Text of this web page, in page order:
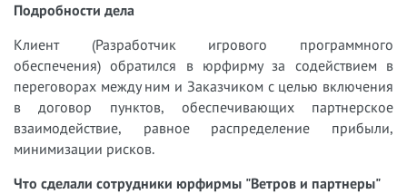
Подробности дела
Клиент (Разработчик игрового программного
обеспечения) обратился в юрфирму за содействием в
переговорах между ним и Заказчиком с целью включения
в договор пунктов, обеспечивающих партнерское
взаимодействие, равное распределение прибыли,
минимизации рисков.
Что сделали сотрудники юрфирмы "Ветров и партнеры"